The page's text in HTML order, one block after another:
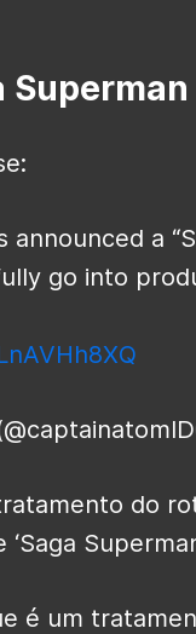
Superman
announced a
go into
do
é um